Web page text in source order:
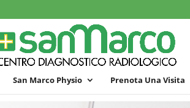
San Marco Physio Prenota Una Visita